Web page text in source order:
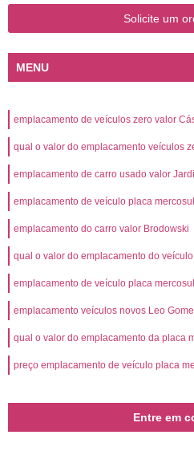
Solicite um
MENU
emplacamento de veículos zero valor
qual o valor do emplacamento veículos
emplacamento de carro usado valor
emplacamento de veículo placa
emplacamento do carro valor Brodowski
qual o valor do emplacamento do
emplacamento de veículo placa
emplacamento veículos novos Leo
qual o valor do emplacamento da placa
preço emplacamento de veículo placa
Entre em